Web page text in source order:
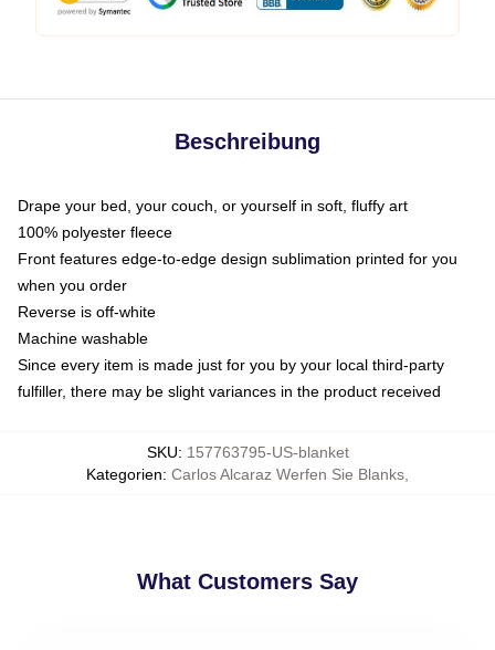
Beschreibung
Drape your bed, your couch, or yourself in soft, fluffy art
100% polyester fleece
Front features edge-to-edge design sublimation printed for you
when you order
Reverse is off-white
Machine washable
Since every item is made just for you by your local third-party
fulfiller, there may be slight variances in the product received
SKU: 157763795-US-blanket
Kategorien: Carlos Alcaraz Werfen Sie Blanks
What Customers Say